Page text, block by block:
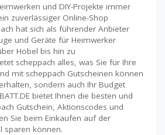
und DIY-Projekte immer
zuverlässiger Online-Shop
hat sich als führender Anbieter
und Geräte für Heimwerker
Hobel bis hin zu
scheppach alles, was Sie für Ihre
mit scheppach Gutscheinen können
sondern auch Ihr Budget
bietet Ihnen die besten und
Gutschein, Aktionscodes und
Sie beim Einkaufen auf der
sparen können.